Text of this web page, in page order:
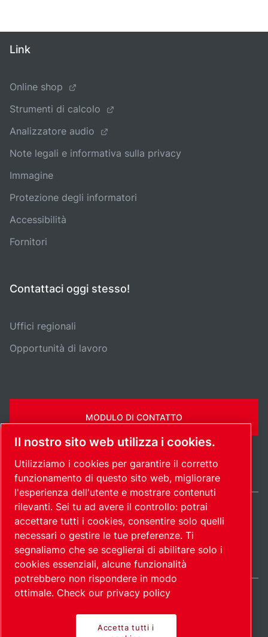
Link
Online shop
Strumenti di calcolo
Analizzatore audio
Note legali e informativa sulla privacy
Immagine
Protezione degli informatori
Accessibilità
Fornitori
Contattaci oggi stesso!
Uffici regionali
Opportunità di lavoro
MODULO DI CONTATTO
Mappa del
sito
Gestione preferenze
cookies
© 2026
Copyright.
Italy / IT
Il nostro sito web utilizza i cookies.
Utilizziamo i cookies per garantire il corretto
funzionamento di questo sito web, migliorare
l'esperienza dell'utente e mostrare contenuti
rilevanti. Sei tu ad avere il controllo: potrai
accettare tutti i cookies, consentire solo quelli
necessari o gestire le tue preferenze. Ti
segnaliamo che se sceglierai di abilitare solo i
cookies essenziali, alcune funzionalità
potrebbero non rispondere in modo
ottimale. Check our privacy policy
Accetta tutti i